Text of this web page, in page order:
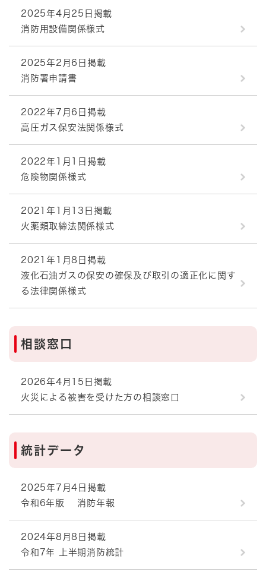
2025年4月25日掲載
消防用設備関係様式
2025年2月6日掲載
消防署申請書
2022年7月6日掲載
高圧ガス保安法関係様式
2022年1月1日掲載
危険物関係様式
2021年1月13日掲載
火薬類取締法関係様式
2021年1月8日掲載
液化石油ガスの保安の確保及び取引の適正化に関す
る法律関係様式
相談窓口
2026年4月15日掲載
火災による被害を受けた方の相談窓口
統計データ
2025年7月4日掲載
令和6年版 消防年報
2024年8月8日掲載
令和7年 上半期消防統計